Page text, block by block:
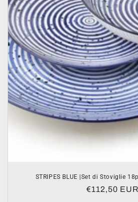
STRIPES BLUE |Set di Stoviglie
Prezzo
€112,50 EUR